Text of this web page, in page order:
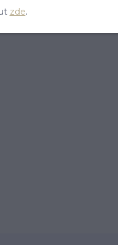
zde.